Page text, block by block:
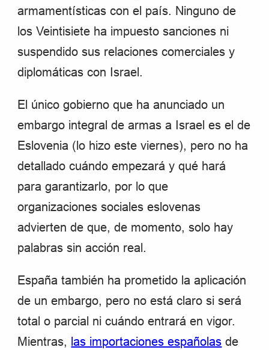
armamentísticas con el país. Ninguno de
los Veintisiete ha impuesto sanciones ni
suspendido sus relaciones comerciales y
diplomáticas con Israel.
El único gobierno que ha anunciado un
embargo integral de armas a Israel es el de
Eslovenia (lo hizo este viernes), pero no ha
detallado cuándo empezará y qué hará
para garantizarlo, por lo que
organizaciones sociales eslovenas
advierten de que, de momento, solo hay
palabras sin acción real.
España también ha prometido la aplicación
de un embargo, pero no está claro si será
total o parcial ni cuándo entrará en vigor.
Mientras, las importaciones españolas de